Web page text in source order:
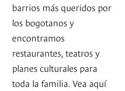
barrios más queridos por
los bogotanos y
encontramos
restaurantes, teatros y
planes culturales para
toda la familia. Vea aquí